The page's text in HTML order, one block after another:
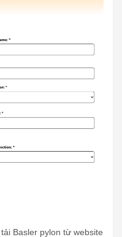
Basler pylon từ website